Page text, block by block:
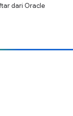
dari Oracle